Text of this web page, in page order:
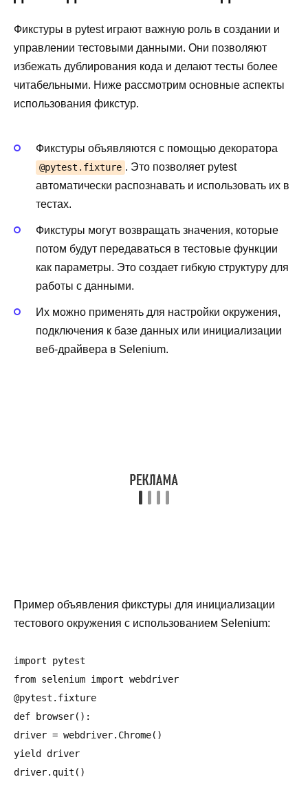
Фикстуры в pytest играют важную роль в создании и
управлении тестовыми данными. Они позволяют
избежать дублирования кода и делают тесты более
читабельными. Ниже рассмотрим основные аспекты
использования фикстур.
Фикстуры объявляются с помощью декоратора
@pytest.fixture . Это позволяет pytest
автоматически распознавать и использовать их в
тестах.
Фикстуры могут возвращать значения, которые
потом будут передаваться в тестовые функции
как параметры. Это создает гибкую структуру для
работы с данными.
Их можно применять для настройки окружения,
подключения к базе данных или инициализации
веб-драйвера в Selenium.
Пример объявления фикстуры для инициализации
тестового окружения с использованием Selenium:
import pytest
from selenium import webdriver
@pytest.fixture
def browser():
driver = webdriver.Chrome()
yield driver